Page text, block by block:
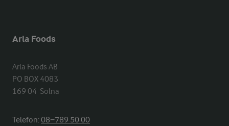
Arla Foods
Arla Foods AB
PO BOX 4083
169 04  Solna
Telefon:08−789 50 00